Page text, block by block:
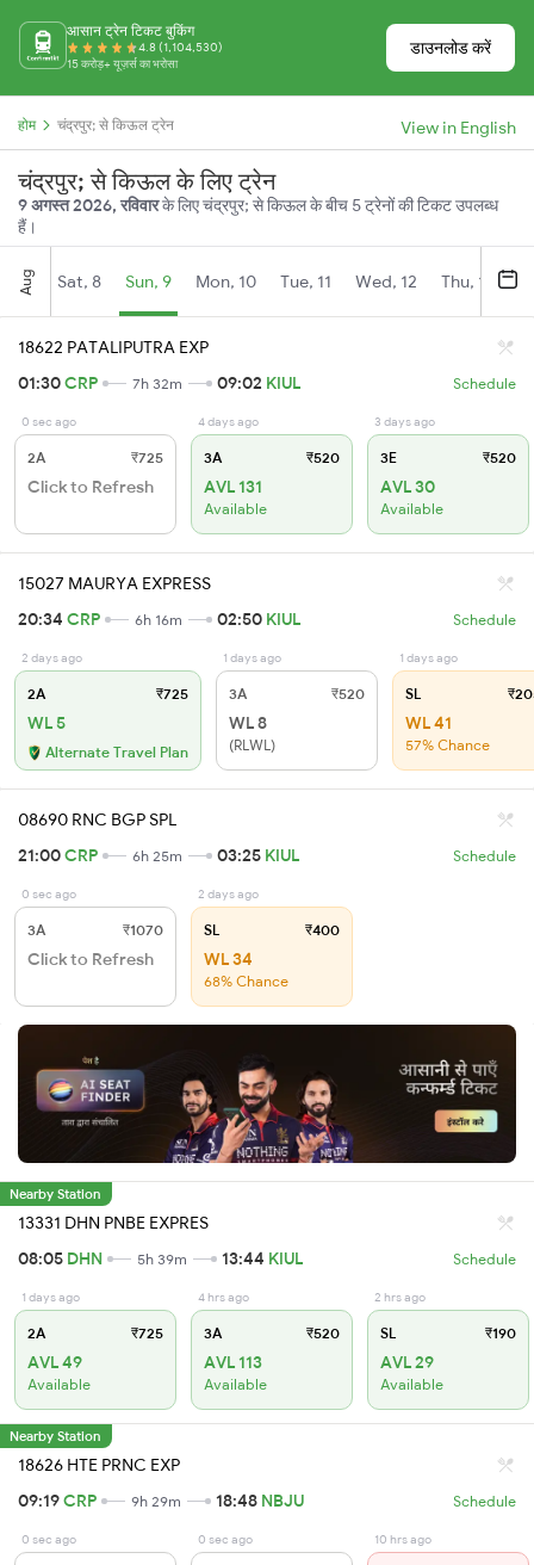
आसान ट्रेन टिकट बुकिंग
4.8 (1,104,530)
15 करोड़+ यूज़र्स का भरोसा
डाउनलोड करें
होम चंद्रपुर; से किऊल ट्रेन View in English
चंद्रपुर; से किऊल के लिए ट्रेन
9 अगस्त 2026, रविवारके लिए चंद्रपुर; से किऊल के बीच 5 ट्रेनों की टिकट उपलब्ध
हैं।
Aug Sat, 8 Sun, 9 Mon, 10 Tue, 11 Wed, 12 Thu, 13
18622 PATALIPUTRA EXP
01:30CRP 7h 32m 09:02 KIUL Schedule
0 sec ago
2A ₹725
Click to Refresh
4 days ago
3A ₹520
AVL 131
Available
3 days ago
3E ₹520
AVL 30
Available
15027 MAURYA EXPRESS
20:34 CRP 6h 16m 02:50 KIUL Schedule
2 days ago
2A ₹725
WL 5
Alternate Travel Plan
1 days ago
3A ₹520
WL 8
(RLWL)
1 days ago
SL
WL 41
57% Chance
08690 RNC BGP SPL
21:00CRP 6h 25m 03:25 KIUL Schedule
0 sec ago
3A ₹1070
Click to Refresh
2 days ago
SL ₹400
WL 34
68% Chance
Nearby Station
13331 DHN PNBE EXPRES
08:05 DHN 5h 39m 13:44 KIUL Schedule
1 days ago
2A ₹725
AVL 49
Available
4 hrs ago
3A ₹520
AVL 113
Available
2 hrs ago
SL ₹190
AVL 29
Available
Nearby Station
18626 HTE PRNC EXP
09:19CRP 9h 29m 18:48 NBJU Schedule
0 sec ago 0 sec ago 10 hrs ago